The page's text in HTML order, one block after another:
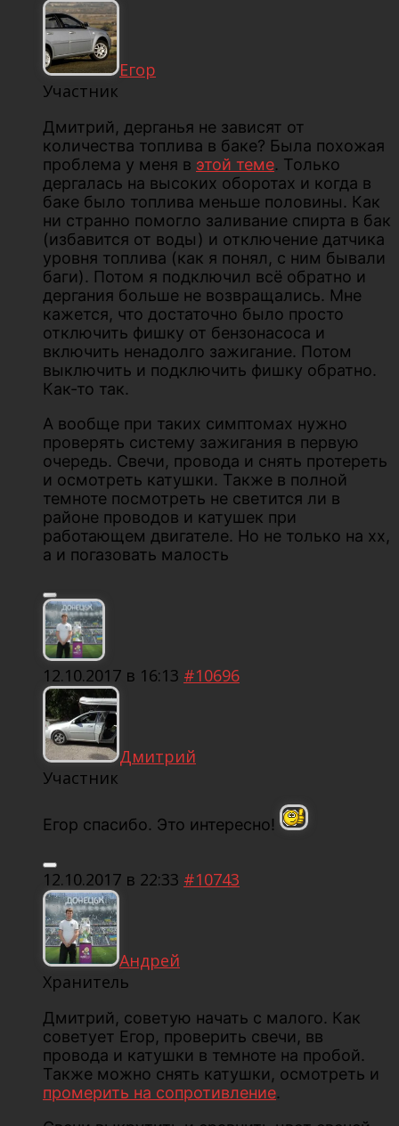
Егор
Участник
Дмитрий, дерганья не зависят от
количества топлива в баке? Была похожая
проблема у меня в этой теме. Только
дергалась на высоких оборотах и когда в
баке было топлива меньше половины. Как
ни странно помогло заливание спирта в бак
(избавится от воды) и отключение датчика
уровня топлива (как я понял, с ним бывали
баги). Потом я подключил всё обратно и
дергания больше не возвращались. Мне
кажется, что достаточно было просто
отключить фишку от бензонасоса и
включить ненадолго зажигание. Потом
выключить и подключить фишку обратно.
Как-то так.
А вообще при таких симптомах нужно
проверять систему зажигания в первую
очередь. Свечи, провода и снять протереть
и осмотреть катушки. Также в полной
темноте посмотреть не светится ли в
районе проводов и катушек при
работающем двигателе. Но не только на хх,
а и погазовать малость
12.10.2017 в 16:13 #10696
Дмитрий
Участник
Егор спасибо. Это интересно!
12.10.2017 в 22:33 #10743
Андрей
Хранитель
Дмитрий, советую начать с малого. Как
советует Егор, проверить свечи, вв
провода и катушки в темноте на пробой.
Также можно снять катушки, осмотреть и
промерить на сопротивление.